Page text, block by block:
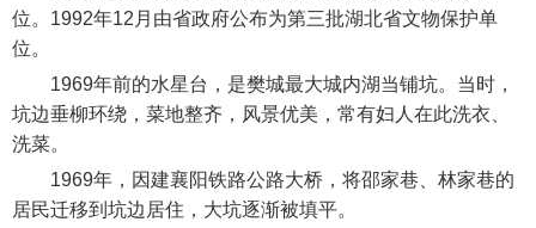
位。1992年12月由省政府公布为第三批湖北省文物保护单
位。
1969年前的水星台，是樊城最大城内湖当铺坑。当时，
坑边垂柳环绕，菜地整齐，风景优美，常有妇人在此洗衣、
洗菜。
1969年，因建襄阳铁路公路大桥，将邵家巷、林家巷的
居民迁移到坑边居住，大坑逐渐被填平。